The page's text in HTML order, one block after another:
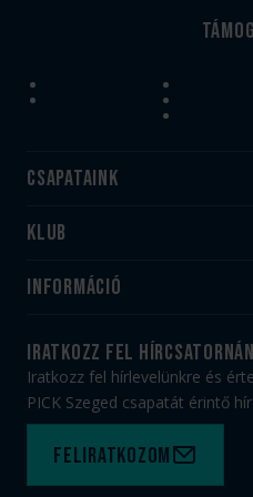
Csapataink
Felnőtt
Utánpótlás
Klub
#HandballFamily
Munkatársaink
PICK Aréna
Sajtóakkreditáció
Információ
Jegy- és bérletvásárlás
Webshop
Adatvédelem
Felhasználási feltételek
iratkozz fel
Iratkozz fel hírlevelünkre és
PICK Szeged csapatát érintő
Feliratkozom